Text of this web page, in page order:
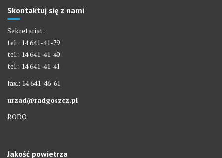
Skontaktuj się z nami
Sekretariat:
tel.: 14 641-41-39
tel.: 14 641-41-40
tel.: 14 641-41-41
fax.: 14 641-46-61
urzad@radgoszcz.pl
RODO
Jakość powietrza